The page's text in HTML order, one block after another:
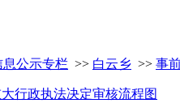
公示专栏 >> 白云乡 >> 事
行政执法决定审核流程图